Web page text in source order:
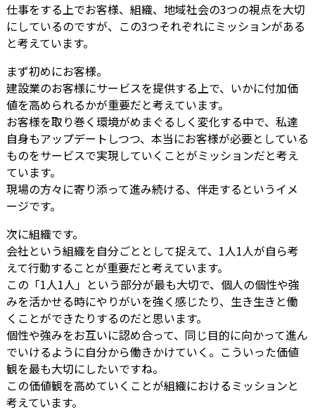
仕事をする上でお客様、組織、地域社会の3つの視点を大切
にしているのですが、この3つそれぞれにミッションがある
と考えています。
まず初めにお客様。
建設業のお客様にサービスを提供する上で、いかに付加価
値を高められるかが重要だと考えています。
お客様を取り巻く環境がめまぐるしく変化する中で、私達
自身もアップデートしつつ、本当にお客様が必要としている
ものをサービスで実現していくことがミッションだと考え
ています。
現場の方々に寄り添って進み続ける、伴走するというイメ
ージです。
次に組織です。
会社という組織を自分ごととして捉えて、1人1人が自ら考
えて行動することが重要だと考えています。
この「1人1人」という部分が最も大切で、個人の個性や強
みを活かせる時にやりがいを強く感じたり、生き生きと働
くことができたりするのだと思います。
個性や強みをお互いに認め合って、同じ目的に向かって進ん
でいけるように自分から働きかけていく。こういった価値
観を最も大切にしたいですね。
この価値観を高めていくことが組織におけるミッションと
考えています。